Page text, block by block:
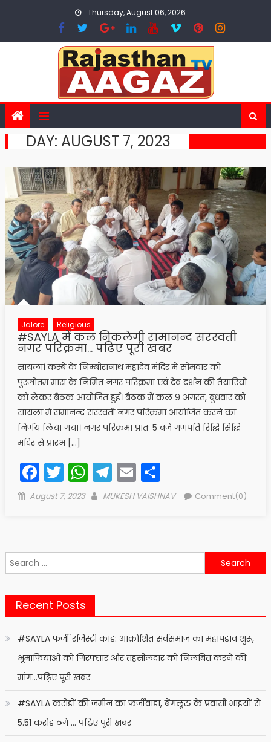
Thursday, August 06, 2026
DAY: AUGUST 7, 2023
Jalore Religious
#SAYLA में कल निकलेगी रामानन्द सरस्वती
नगर परिक्रमा… पढिए पूरी खबर
सायला। कस्बे के निम्बोरानाथ महादेव मंदिर में सोमवार को
पुरूषोतम मास के निमित नगर परिक्रमा एवं देव दर्शन की तैयारियों
को लेकर बैठक आयोजित हुई। बैठक में कल 9 अगस्त, बुधवार को
सायला में रामानन्द सरस्वती नगर परिक्रमा आयोजित करने का
निर्णय लिया गया। नगर परिक्रमा प्रातः 5 बजे गणपति रिद्धि सिद्धि
मंदिर से प्रारंभ […]
Facebook
Twitter
WhatsApp
Telegram
EmailShare
Posted
August 7, 2023 Author
MUKESH VAISHNAV Comment(0)
Search
for:
Recent Posts
#SAYLA फर्जी रजिस्ट्री कांड: आक्रोशित सर्वसमाज का महापड़ाव शुरू,
भूमाफियाओं को गिरफ्तार और तहसीलदार को निलंबित करने की
मांग…पढ़िए पूरी खबर
#SAYLA करोड़ों की जमीन का फर्जीवाड़ा, बेंगलूरु के प्रवासी भाइयों से
5.51 करोड़ ठगे … पढ़िए पूरी खबर